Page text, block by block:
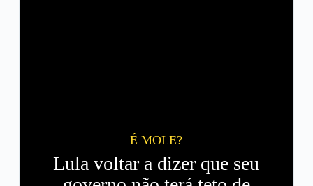
É MOLE?
Lula voltar a dizer que seu